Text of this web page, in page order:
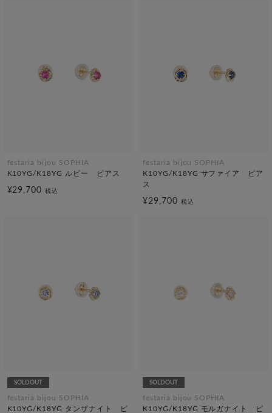
festaria bijou SOPHIA
K10YG/K18YG ルビー ピアス
¥29,700税込
festaria bijou SOPHIA
K10YG/K18YG サファイア ピア
ス
¥29,700 税込
SOLDOUT
festaria bijou SOPHIA
K10YG/K18YG タンザナイト ピ
SOLDOUT
festaria bijou SOPHIA
K10YG/K18YG モルガナイト ピ